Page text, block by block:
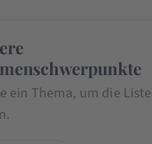
ein Thema, um die